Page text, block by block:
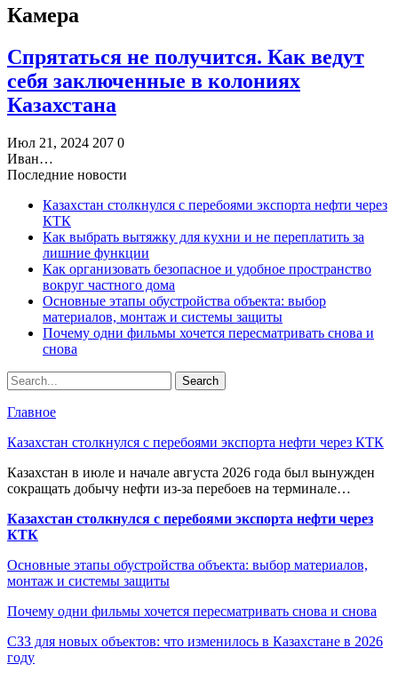
Камера
Спрятаться не получится. Как ведут
себя заключенные в колониях
Казахстана
Июл 21, 2024 207 0
Иван…
Последние новости
Казахстан столкнулся с перебоями экспорта нефти через
КТК
Как выбрать вытяжку для кухни и не переплатить за
лишние функции
Как организовать безопасное и удобное пространство
вокруг частного дома
Основные этапы обустройства объекта: выбор
материалов, монтаж и системы защиты
Почему одни фильмы хочется пересматривать снова и
снова
Главное
Казахстан столкнулся с перебоями экспорта нефти через КТК
Казахстан в июле и начале августа 2026 года был вынужден
сокращать добычу нефти из-за перебоев на терминале…
Казахстан столкнулся с перебоями экспорта нефти через
КТК
Основные этапы обустройства объекта: выбор материалов,
монтаж и системы защиты
Почему одни фильмы хочется пересматривать снова и снова
СЗЗ для новых объектов: что изменилось в Казахстане в 2026
году